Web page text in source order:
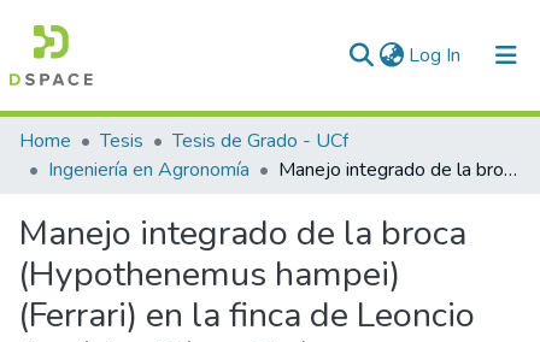
Log In (current)
Communities & Collections
All of DSpace
Statistics
Home Tesis
Tesis de Grado - UCf
Ingeniería en Agronomía
Manejo integrado de la broca (Hypothenemus hampei) (Ferrari) en la finca de Leoncio Américo Pérez Chávez
Manejo integrado de la broca
(Hypothenemus hampei)
(Ferrari) en la finca de Leoncio